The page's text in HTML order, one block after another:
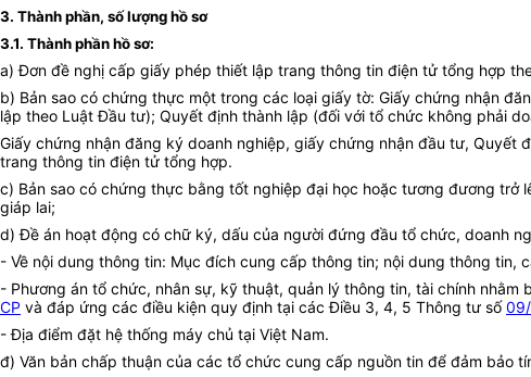
3. Thành phần, số lượng hồ sơ
3.1. Thành phần hồ sơ:
a) Đơn đề nghị cấp giấy phép thiết lập trang thông tin điện tử tổng hợp
b) Bản sao có chứng thực một trong các loại giấy tờ: Giấy chứng nhận
lập theo Luật Đầu tư); Quyết định thành lập (đối với tổ chức không phải
Giấy chứng nhận đăng ký doanh nghiệp, giấy chứng nhận đầu tư,
trang thông tin điện tử tổng hợp.
c) Bản sao có chứng thực bằng tốt nghiệp đại học hoặc tương đương trở
giáp lai;
d) Đề án hoạt động có chữ ký, dấu của người đứng đầu tổ chức, doanh
- Về nội dung thông tin: Mục đích cung cấp thông tin; nội dung thông
- Phương án tổ chức, nhân sự, kỹ thuật, quản lý thông tin, tài chính
CP và đáp ứng các điều kiện quy định tại các Điều 3, 4, 5 Thông tư số
- Địa điểm đặt hệ thống máy chủ tại Việt Nam.
đ) Văn bản chấp thuận của các tổ chức cung cấp nguồn tin để đảm bảo